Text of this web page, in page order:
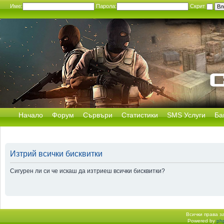
Име: Парола: Скрит
Начало Форум Сървъри Статистики SMS Услуги
Изтрий всички бисквитки
Сигурен ли си че искаш да изтриеш всички бисквитки?
Всички права
Powered by